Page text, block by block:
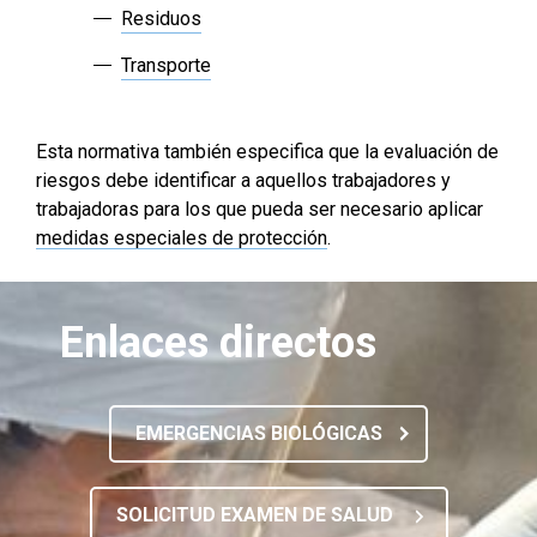
Residuos
Transporte
Esta normativa también especifica que la evaluación de
riesgos debe identificar a aquellos trabajadores y
trabajadoras para los que pueda ser necesario aplicar
medidas especiales de protección.
Enlaces directos
EMERGENCIAS BIOLÓGICAS
SOLICITUD EXAMEN DE SALUD